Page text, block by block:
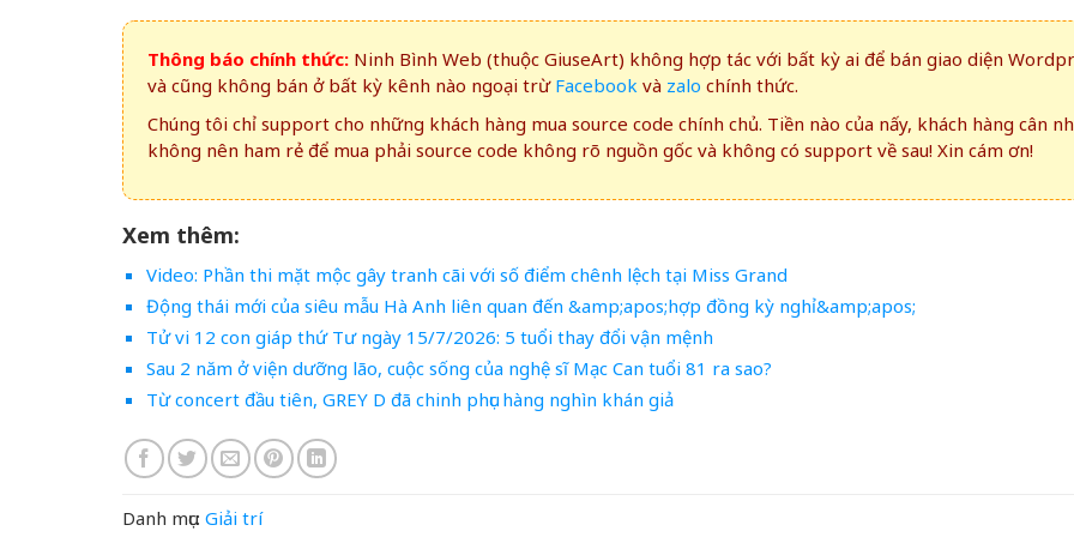
Thông báo chính thức: Ninh Bình Web (thuộc GiuseArt) không hợp tác với bất kỳ ai để bán giao diện
và cũng không bán ở bất kỳ kênh nào ngoại trừ Facebook và zalo chính thức.
Chúng tôi chỉ support cho những khách hàng mua source code chính chủ. Tiền nào của nấy, khách hàng cân
không nên ham rẻ để mua phải source code không rõ nguồn gốc và không có support về sau! Xin cám ơn!
Xem thêm:
Video: Phần thi mặt mộc gây tranh cãi với số điểm chênh lệch tại Miss Grand
Động thái mới của siêu mẫu Hà Anh liên quan đến &amp;apos;hợp đồng kỳ nghỉ&amp;apos;
Tử vi 12 con giáp thứ Tư ngày 15/7/2026: 5 tuổi thay đổi vận mệnh
Sau 2 năm ở viện dưỡng lão, cuộc sống của nghệ sĩ Mạc Can tuổi 81 ra sao?
Từ concert đầu tiên, GREY D đã chinh phục hàng nghìn khán giả
Danh mục: Giải trí